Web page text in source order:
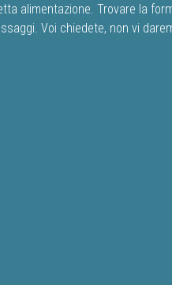
alimentazione. Trovare la
Voi chiedete, non vi